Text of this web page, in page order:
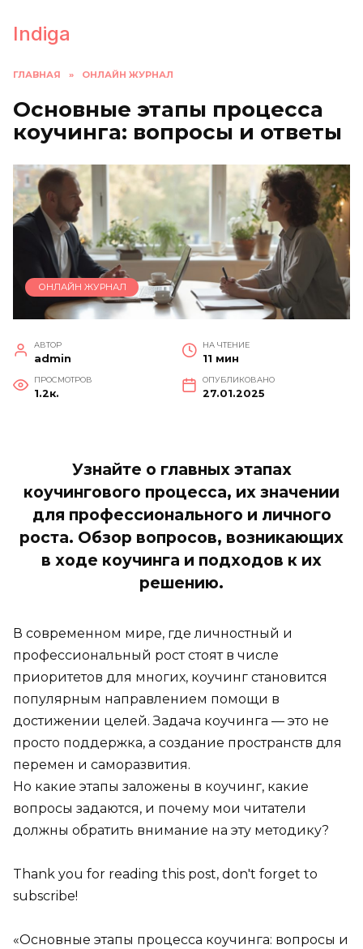
содержанию
Indiga
ГЛАВНАЯ » ОНЛАЙН ЖУРНАЛ
Основные этапы процесса
коучинга: вопросы и ответы
ОНЛАЙН ЖУРНАЛ
АВТОР
admin
НА ЧТЕНИЕ
11 мин
ПРОСМОТРОВ
1.2к.
ОПУБЛИКОВАНО
27.01.2025
Узнайте о главных этапах
коучингового процесса, их значении
для профессионального и личного
роста. Обзор вопросов, возникающих
в ходе коучинга и подходов к их
решению.
В современном мире, где личностный и
профессиональный рост стоят в числе
приоритетов для многих, коучинг становится
популярным направлением помощи в
достижении целей. Задача коучинга — это не
просто поддержка, а создание пространств для
перемен и саморазвития.
Но какие этапы заложены в коучинг, какие
вопросы задаются, и почему мои читатели
должны обратить внимание на эту методику?
Thank you for reading this post, don't forget to
subscribe!
«Основные этапы процесса коучинга: вопросы и